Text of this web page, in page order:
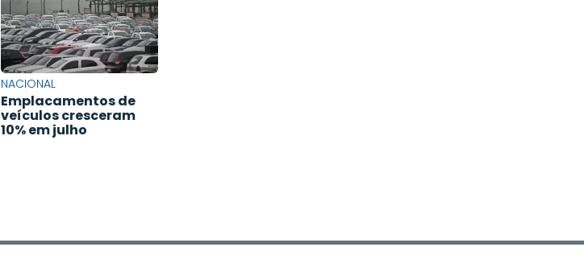
NACIONAL
Emplacamentos de
veículos cresceram
10% em julho